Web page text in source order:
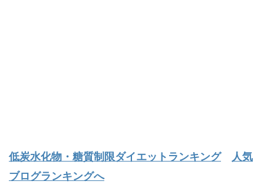
低炭水化物・糖質制限ダイエットランキング
人気
ブログランキングへ